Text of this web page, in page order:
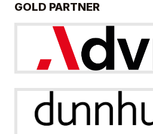
GOLD PARTNER